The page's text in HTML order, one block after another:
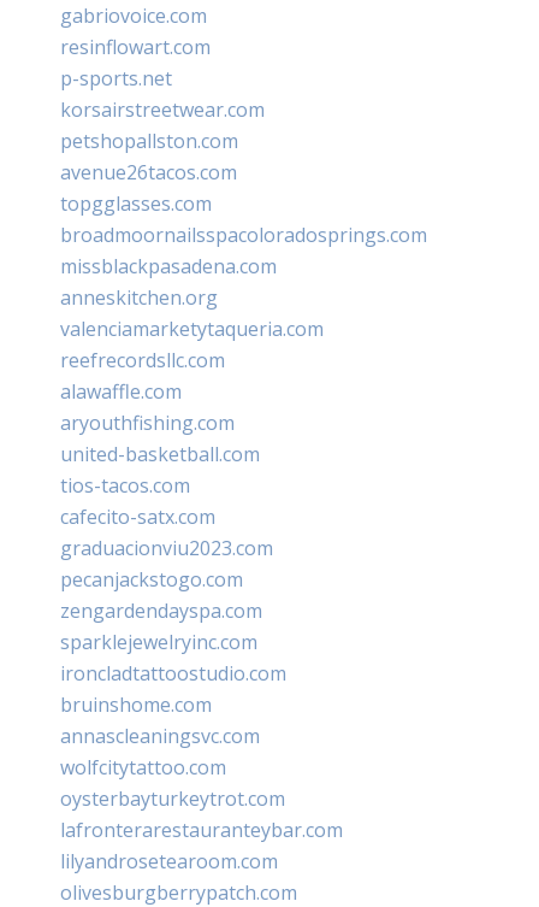
gabriovoice.com
resinflowart.com
p-sports.net
korsairstreetwear.com
petshopallston.com
avenue26tacos.com
topgglasses.com
broadmoornailsspacoloradosprings.com
missblackpasadena.com
anneskitchen.org
valenciamarketytaqueria.com
reefrecordsllc.com
alawaffle.com
aryouthfishing.com
united-basketball.com
tios-tacos.com
cafecito-satx.com
graduacionviu2023.com
pecanjackstogo.com
zengardendayspa.com
sparklejewelryinc.com
ironcladtattoostudio.com
bruinshome.com
annascleaningsvc.com
wolfcitytattoo.com
oysterbayturkeytrot.com
lafronterarestauranteybar.com
lilyandrosetearoom.com
olivesburgberrypatch.com